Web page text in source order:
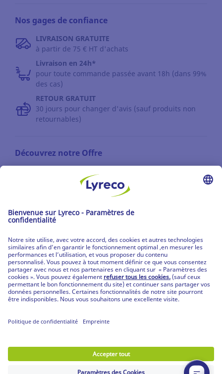
Nos gages de confiance
LIVRAISON GRATUITE
à partir de 75 € HT d'achats
Livraison en 24h*
pour toute commande passée avant 18h (dans 99%
des cas)
RETOUR GRATUIT
30 jours pour changer d'avis (sauf produits non
retournables)
Découvrez notre Offre
Partenaire | de tous les lieux de travail
© Lyreco 2026
Partenaire | de tous les lieux de travail|
Conditions Générales de Vente|Déclaration de
confidentialité|Conditions d'Utilisation &
Mentions Légales|Service Après-Vente|CPV
Produits personnalisés
Votre guide RGPD|Déclaration d'accessibilité
de confidentialité|Plan du site